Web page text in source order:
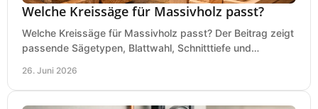
Welche Kreissäge für Massivholz passt?
Welche Kreissäge für Massivholz passt? Der Beitrag zeigt
passende Sägetypen, Blattwahl, Schnitttiefe und
26. Juni 2026